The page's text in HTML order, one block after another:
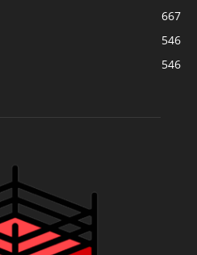
667
546
546